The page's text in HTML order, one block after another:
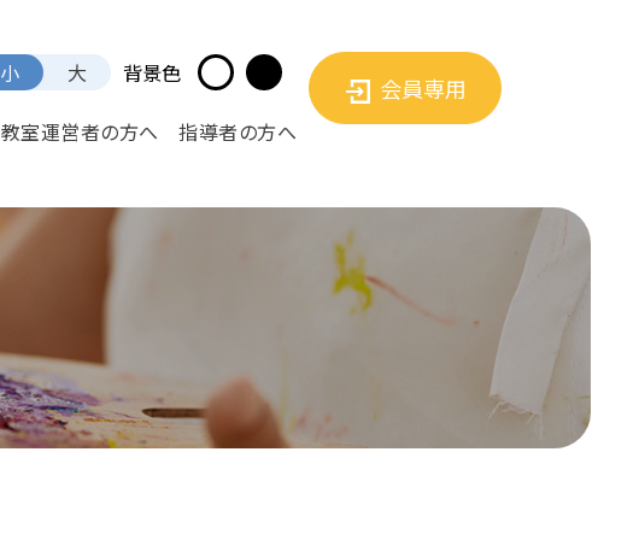
教室運営者の方へ 指導者の方へ
小 大 背景色
会員専用